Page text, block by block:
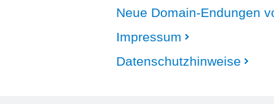
Neue Domain-Endungen
Impressum
Datenschutzhinweise